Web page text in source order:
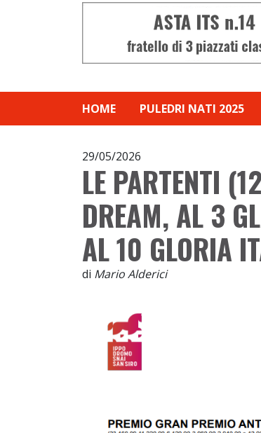
HOME PULEDRI NATI 2025
29/05/2026
LE PARTENTI
DREAM, AL 3
AL 10 GLORIA
di Mario Alderici